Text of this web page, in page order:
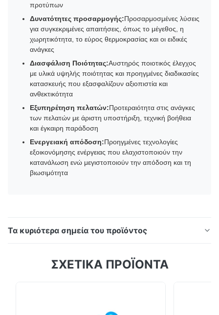
προτύπων
Δυνατότητες προσαρμογής:Προσαρμοσμένες λύσεις
για συγκεκριμένες απαιτήσεις, όπως το μέγεθος, η
χωρητικότητα, το εύρος θερμοκρασίας και οι ειδικές
ανάγκες
Διασφάλιση Ποιότητας:Αυστηρός ποιοτικός έλεγχος
με υλικά υψηλής ποιότητας και προηγμένες διαδικασίες
κατασκευής που εξασφαλίζουν αξιοπιστία και
ανθεκτικότητα
Εξυπηρέτηση πελατών:Προτεραιότητα στις ανάγκες
των πελατών με άριστη υποστήριξη, τεχνική βοήθεια
και έγκαιρη παράδοση
Ενεργειακή απόδοση:Προηγμένες τεχνολογίες
εξοικονόμησης ενέργειας που ελαχιστοποιούν την
κατανάλωση ενώ μεγιστοποιούν την απόδοση και τη
βιωσιμότητα
Τα κυριότερα σημεία του προϊόντος
-25°C έως +25°C με χωρητικότητα ψύξης 5100W
ΣΧΕΤΙΚΑ ΠΡΟΪΟΝΤΑ